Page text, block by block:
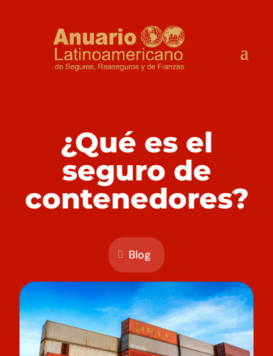
¿Qué es el
seguro de
contenedores?
 Blog